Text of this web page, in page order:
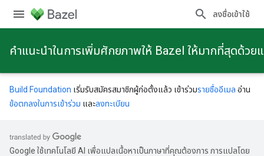
ลงชื่อเข้าใช้
คําแนะนําในการเพิ่มศักยภาพให้ Bazel ให้มากที่สุดด้ว
Build Foundation เริ่มรับสมัครสมาชิกผู้ก่อตั้งแล้ว เข้าร่วมรายชื่ออีเมล อ่าน
ข้อตกลงในการเข้าร่วม และลงทะเบียน
Google ใช้เทคโนโลยี AI เพื่อแปลเนื้อหาเป็นภาษาที่คุณต้องการ การแปลโดย